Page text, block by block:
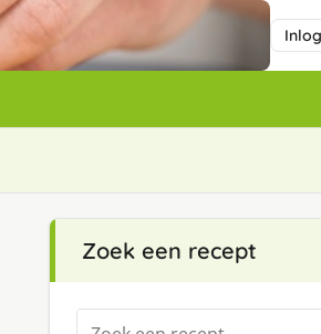
Zoek een recept
Zoeken